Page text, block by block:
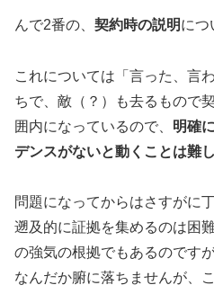
んで2番の、 契約時の説明につ
これについては「言った、言
ちで、敵（？）も去るもので
囲内になっているので、 明確
デンスがないと動くことは難
問題になってからはさすがに
遡及的に証拠を集めるのは困
の強気の根拠でもあるのですが
なんだか腑に落ちませんが、